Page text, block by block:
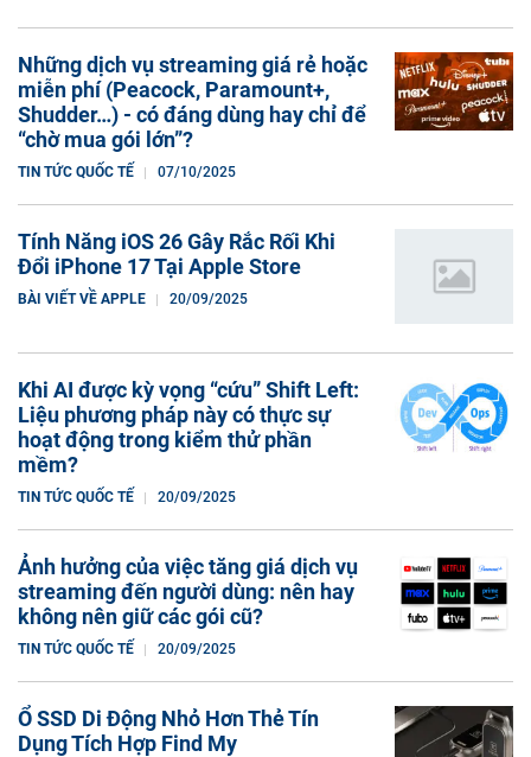
Những dịch vụ streaming giá rẻ hoặc
miễn phí (Peacock, Paramount+,
Shudder…) - có đáng dùng hay chỉ để
“chờ mua gói lớn”?
TIN TỨC QUỐC TẾ 07/10/2025
Tính Năng iOS 26 Gây Rắc Rối Khi
Đổi iPhone 17 Tại Apple Store
BÀI VIẾT VỀ APPLE 20/09/2025
Khi AI được kỳ vọng “cứu” Shift Left:
Liệu phương pháp này có thực sự
hoạt động trong kiểm thử phần
mềm?
TIN TỨC QUỐC TẾ 20/09/2025
Ảnh hưởng của việc tăng giá dịch vụ
streaming đến người dùng: nên hay
không nên giữ các gói cũ?
TIN TỨC QUỐC TẾ 20/09/2025
Ổ SSD Di Động Nhỏ Hơn Thẻ Tín
Dụng Tích Hợp Find My